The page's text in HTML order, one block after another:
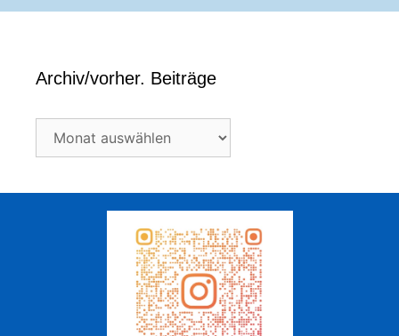
Archiv/vorher. Beiträge
Beiträge